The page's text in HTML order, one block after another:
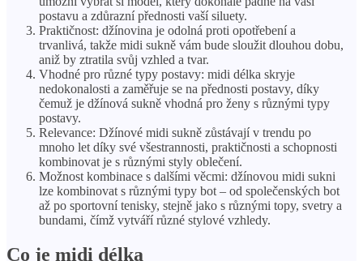
postavu a zdůrazní přednosti vaší siluety.
Praktičnost: džínovina je odolná proti opotřebení a
trvanlivá, takže midi sukně vám bude sloužit dlouhou dobu,
aniž by ztratila svůj vzhled a tvar.
Vhodné pro různé typy postavy: midi délka skryje
nedokonalosti a zaměřuje se na přednosti postavy, díky
čemuž je džínová sukně vhodná pro ženy s různými typy
postavy.
Relevance: Džínové midi sukně zůstávají v trendu po
mnoho let díky své všestrannosti, praktičnosti a schopnosti
kombinovat je s různými styly oblečení.
Možnost kombinace s dalšími věcmi: džínovou midi sukni
lze kombinovat s různými typy bot – od společenských bot
až po sportovní tenisky, stejně jako s různými topy, svetry a
bundami, čímž vytváří různé stylové vzhledy.
Co je midi délka